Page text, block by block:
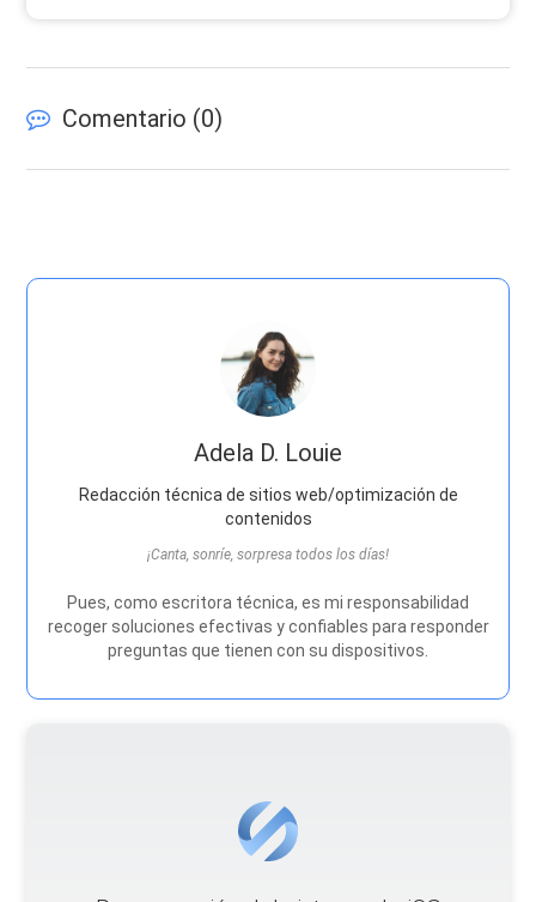
Comentario (0)
Adela D. Louie
Redacción técnica de sitios web/optimización de
contenidos
¡Canta, sonríe, sorpresa todos los días!
Pues, como escritora técnica, es mi responsabilidad
recoger soluciones efectivas y confiables para responder
preguntas que tienen con su dispositivos.